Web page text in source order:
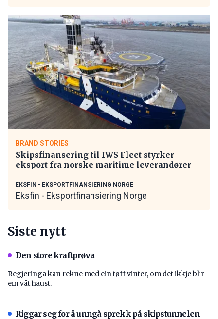
BRAND STORIES
Skipsfinansering til IWS Fleet styrker
eksport fra norske maritime leverandører
EKSFIN - EKSPORTFINANSIERING NORGE
Eksfin - Eksportfinansiering Norge
Siste nytt
Den store kraftprøva
Regjeringa kan rekne med ein tøff vinter, om det ikkje blir
ein våt haust.
Riggar seg for å unngå sprekk på skipstunnelen